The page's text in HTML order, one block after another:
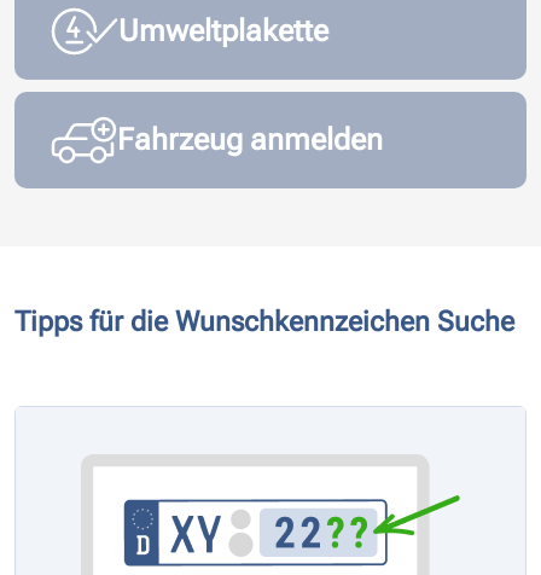
Umweltplakette
Fahrzeug anmelden
Tipps für die Wunschkennzeichen Suche